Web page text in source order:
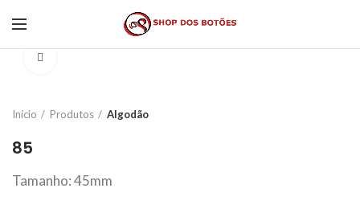
Início Produtos Algodão
85
Tamanho: 45mm